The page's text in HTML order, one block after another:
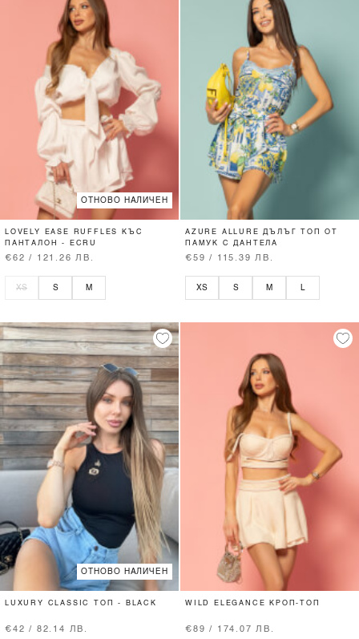
ОТНОВО НАЛИЧЕН
LOVELY EASE RUFFLES КЪС
ПАНТАЛОН - ECRU
€62 / 121.26 ЛВ.
XS S M
AZURE ALLURE ДЪЛЪГ ТОП ОТ
ПАМУК С ДАНТЕЛА
€59 / 115.39 ЛВ.
XS S M L
ОТНОВО НАЛИЧЕН
LUXURY CLASSIC ТОП - BLACK
€42 / 82.14 ЛВ.
WILD ELEGANCE КРОП-ТОП
€89 / 174.07 ЛВ.